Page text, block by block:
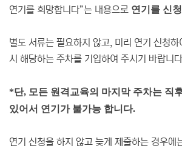
연기를 희망합니다”는 내용으로 연기를 신청
별도 서류는 필요하지 않고, 미리 연기 신청
시 해당하는 주차를 기입하여 주시기 바랍니
*단, 모든 원격교육의 마지막 주차는 직
있어서 연기가 불가능 합니다.
연기 신청을 하지 않고 늦게 제출하는 경우에